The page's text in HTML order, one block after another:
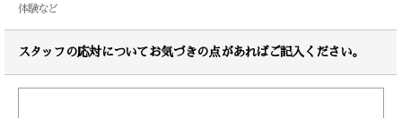
体験など
スタッフの応対についてお気づきの点があればご記入ください。